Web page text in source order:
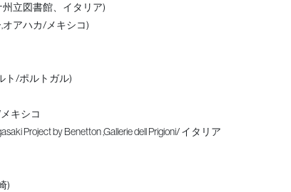
立図書館、イタリア)
アハカ/メキシコ)
ト/ポルトガル)
キシコ
Project by Benetton ,Gallerie dell Prigioni/ イタリア
)